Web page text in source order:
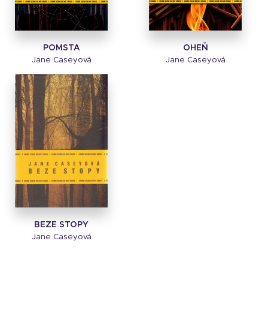
POMSTA
Jane Caseyová
OHEŇ
Jane Caseyová
BEZE STOPY
Jane Caseyová